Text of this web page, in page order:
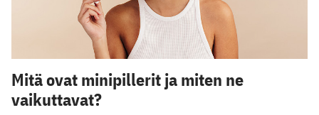
Mitä ovat minipillerit ja miten ne
vaikuttavat?